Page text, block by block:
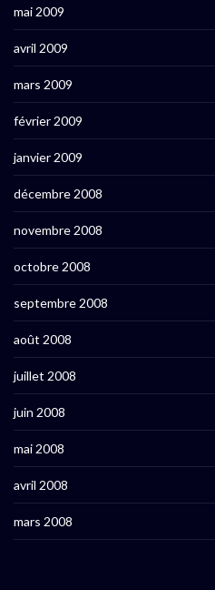
mai 2009
avril 2009
mars 2009
février 2009
janvier 2009
décembre 2008
novembre 2008
octobre 2008
septembre 2008
août 2008
juillet 2008
juin 2008
mai 2008
avril 2008
mars 2008